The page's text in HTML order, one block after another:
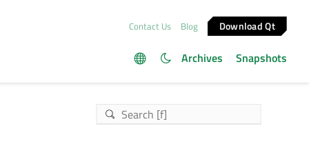
Contact Us Blog Download Qt
Archives Snapshots